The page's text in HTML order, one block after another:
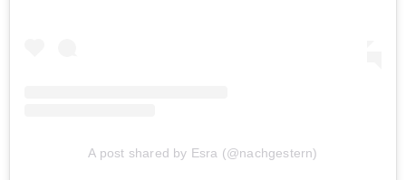
A post shared by Esra (@nachgestern)